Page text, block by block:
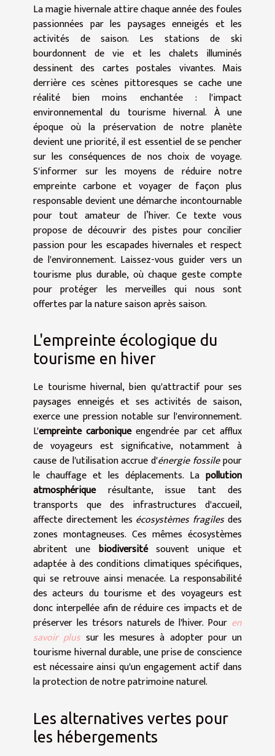
La magie hivernale attire chaque année des foules
passionnées par les paysages enneigés et les
activités de saison. Les stations de ski
bourdonnent de vie et les chalets illuminés
dessinent des cartes postales vivantes. Mais
derrière ces scènes pittoresques se cache une
réalité bien moins enchantée : l'impact
environnemental du tourisme hivernal. À une
époque où la préservation de notre planète
devient une priorité, il est essentiel de se pencher
sur les conséquences de nos choix de voyage.
S'informer sur les moyens de réduire notre
empreinte carbone et voyager de façon plus
responsable devient une démarche incontournable
pour tout amateur de l’hiver. Ce texte vous
propose de découvrir des pistes pour concilier
passion pour les escapades hivernales et respect
de l'environnement. Laissez-vous guider vers un
tourisme plus durable, où chaque geste compte
pour protéger les merveilles qui nous sont
offertes par la nature saison après saison.
L'empreinte écologique du
tourisme en hiver
Le tourisme hivernal, bien qu'attractif pour ses
paysages enneigés et ses activités de saison,
exerce une pression notable sur l'environnement.
L'empreinte carboniqueengendrée par cet afflux
de voyageurs est significative, notamment à
cause de l'utilisation accrue d'énergie fossilepour
le chauffage et les déplacements. La pollution
atmosphériquerésultante, issue tant des
transports que des infrastructures d'accueil,
affecte directement les écosystèmes fragiles des
zones montagneuses. Ces mêmes écosystèmes
abritent une biodiversitésouvent unique et
adaptée à des conditions climatiques spécifiques,
qui se retrouve ainsi menacée. La responsabilité
des acteurs du tourisme et des voyageurs est
donc interpellée afin de réduire ces impacts et de
préserver les trésors naturels de l'hiver. Pour en
savoir plus sur les mesures à adopter pour un
tourisme hivernal durable, une prise de conscience
est nécessaire ainsi qu'un engagement actif dans
la protection de notre patrimoine naturel.
Les alternatives vertes pour
les hébergements